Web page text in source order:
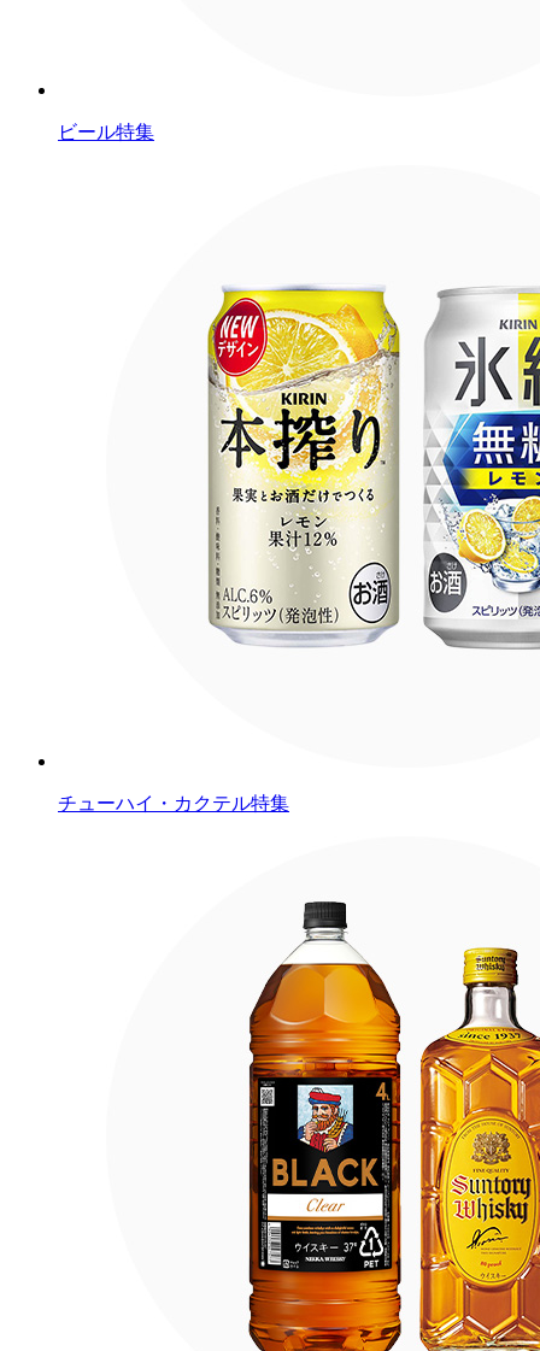
ビール特集
チューハイ・カクテル特集